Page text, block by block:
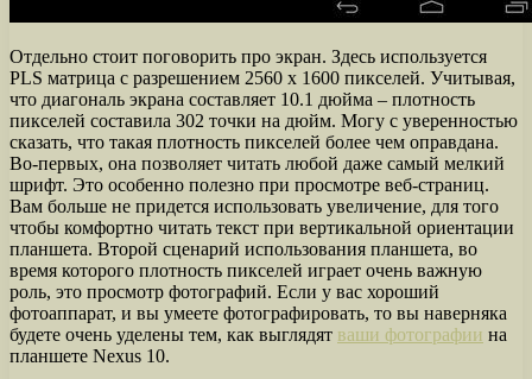
Отдельно стоит поговорить про экран. Здесь используется
PLS матрица с разрешением 2560 х 1600 пикселей. Учитывая,
что диагональ экрана составляет 10.1 дюйма – плотность
пикселей составила 302 точки на дюйм. Могу с уверенностью
сказать, что такая плотность пикселей более чем оправдана.
Во-первых, она позволяет читать любой даже самый мелкий
шрифт. Это особенно полезно при просмотре веб-страниц.
Вам больше не придется использовать увеличение, для того
чтобы комфортно читать текст при вертикальной ориентации
планшета. Второй сценарий использования планшета, во
время которого плотность пикселей играет очень важную
роль, это просмотр фотографий. Если у вас хороший
фотоаппарат, и вы умеете фотографировать, то вы наверняка
будете очень уделены тем, как выглядят ваши фотографии на
планшете Nexus 10.